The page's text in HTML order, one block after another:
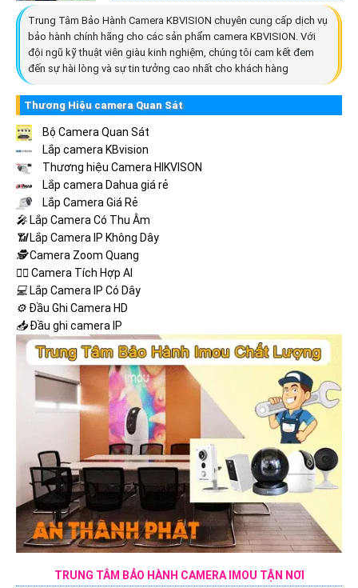
Trung Tâm Bảo Hành Camera KBVISION chuyên cung cấp dịch vụ
bảo hành chính hãng cho các sản phẩm camera KBVISION. Với
đội ngũ kỹ thuật viên giàu kinh nghiệm, chúng tôi cam kết đem
đến sự hài lòng và sự tin tưởng cao nhất cho khách hàng
Thương Hiệu camera Quan Sát
Bộ Camera Quan Sát
Lắp camera KBvision
Thương hiệu Camera HIKVISON
Lắp camera Dahua giá rẻ
Lắp Camera Giá Rẻ
️🎤️ Lắp Camera Có Thu Âm
📶Lắp Camera IP Không Dây
🕵️Camera Zoom Quang
🧛‍♀️ Camera Tích Hợp AI
💻Lắp Camera IP Có Dây
⚙️Đầu Ghi Camera HD
📥Đầu ghi camera IP
TRUNG TÂM BẢO HÀNH CAMERA IMOU TẬN NƠI